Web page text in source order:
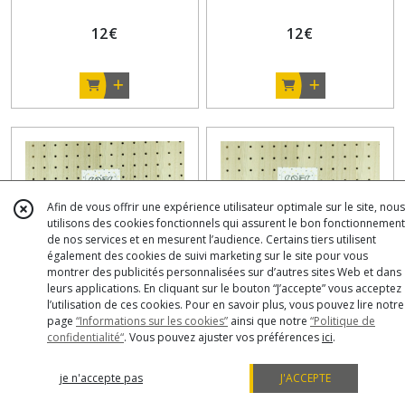
12€ 12€
Lot de 3 débarbouillettes
(2007)
Lot de 3 débarbouillettes
(2006)
12€
Afin de vous offrir une expérience utilisateur optimale sur le site, nous
utilisons des cookies fonctionnels qui assurent le bon fonctionnement
de nos services et en mesurent l’audience. Certains tiers utilisent
également des cookies de suivi marketing sur le site pour vous
montrer des publicités personnalisées sur d’autres sites Web et dans
leurs applications. En cliquant sur le bouton “J’accepte” vous acceptez
l’utilisation de ces cookies. Pour en savoir plus, vous pouvez lire notre
page “Informations sur les cookies” ainsi que notre “Politique de
confidentialité“. Vous pouvez ajuster vos préférences ici.
je n'accepte pas J'ACCEPTE